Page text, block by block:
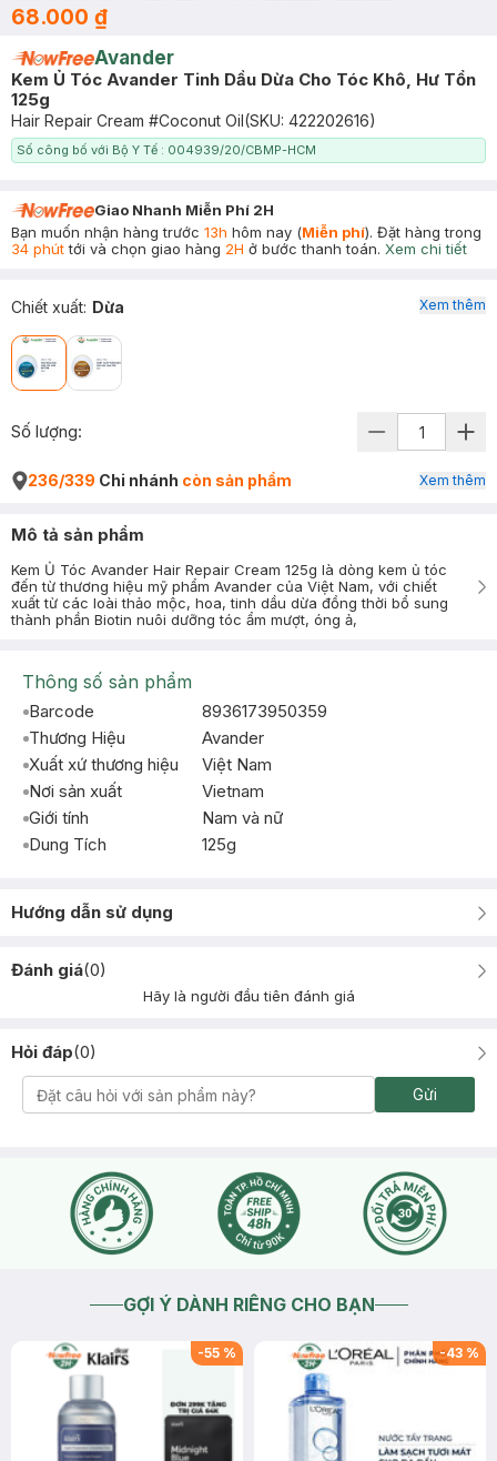
68.000 ₫
Avander
Kem Ủ Tóc Avander Tinh Dầu Dừa Cho Tóc Khô, Hư Tổn
125g
Hair Repair Cream #Coconut Oil(SKU: 422202616)
Số công bố với Bộ Y Tế : 004939/20/CBMP-HCM
Giao Nhanh Miễn Phí 2H
Bạn muốn nhận hàng trước 13h hôm nay (Miễn phí). Đặt hàng trong
34 phúttới và chọn giao hàng 2H ở bước thanh toán. Xem chi tiết
Chiết xuất: Dừa Xem thêm
Số lượng:
236/339 Chi nhánh còn sản phẩm Xem thêm
Mô tả sản phẩm
Kem Ủ Tóc Avander Hair Repair Cream 125g là dòng kem ủ tóc
đến từ thương hiệu mỹ phẩm Avander của Việt Nam, với chiết
xuất từ các loài thảo mộc, hoa, tinh dầu dừa đồng thời bổ sung
thành phần Biotin nuôi dưỡng tóc ẩm mượt, óng ả,
Thông số sản phẩm
Barcode
8936173950359
Thương Hiệu
Avander
Xuất xứ thương hiệu
Việt Nam
Nơi sản xuất
Vietnam
Giới tính
Nam và nữ
Dung Tích
125g
Hướng dẫn sử dụng
Đánh giá(0)
Hãy là người đầu tiên đánh giá
Hỏi đáp(0)
Gửi
GỢI Ý DÀNH RIÊNG CHO BẠN
-55 % -43 %